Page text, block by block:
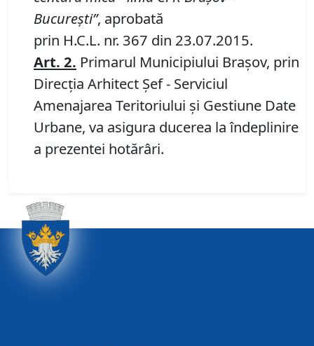
Bucureşti”, aprobată
prin H.C.L. nr. 367 din 23.07.2015.
Art. 2. Primarul Municipiului Braşov, prin
Direcţia Arhitect Şef - Serviciul
Amenajarea Teritoriului şi Gestiune Date
Urbane, va asigura ducerea la îndeplinire
a prezentei hotărâri.